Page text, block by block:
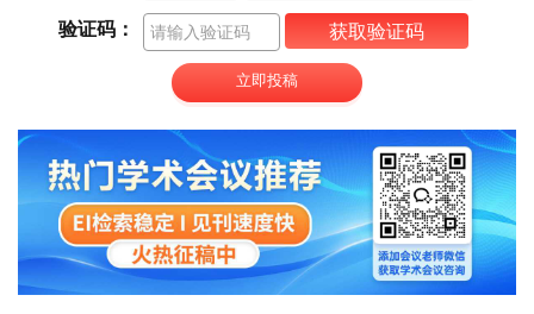
验证码： 获取验证码
立即投稿